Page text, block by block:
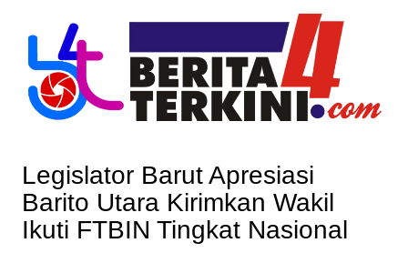
content
Legislator Barut Apresiasi
Barito Utara Kirimkan Wakil
Ikuti FTBIN Tingkat Nasional